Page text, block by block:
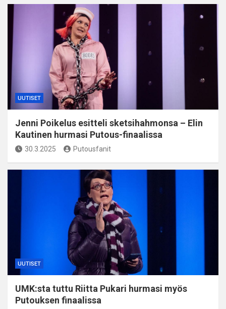
UUTISET
Jenni Poikelus esitteli sketsihahmonsa – Elin
Kautinen hurmasi Putous-finaalissa
30.3.2025 Putousfanit
UUTISET
UMK:sta tuttu Riitta Pukari hurmasi myös
Putouksen finaalissa